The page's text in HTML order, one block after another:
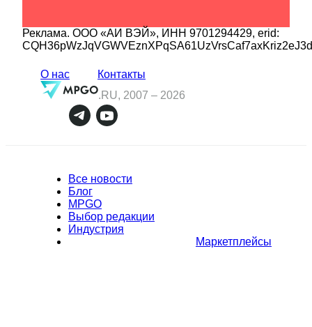
Реклама. ООО «АИ ВЭЙ», ИНН 9701294429, erid:
О нас
Контакты
.RU, 2007 – 2026
Все новости
Блог
MPGO
Выбор редакции
Индустрия
Маркетплейсы